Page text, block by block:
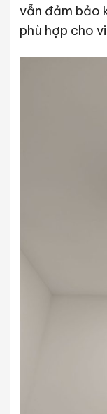
vẫn đảm bảo
phù hợp cho